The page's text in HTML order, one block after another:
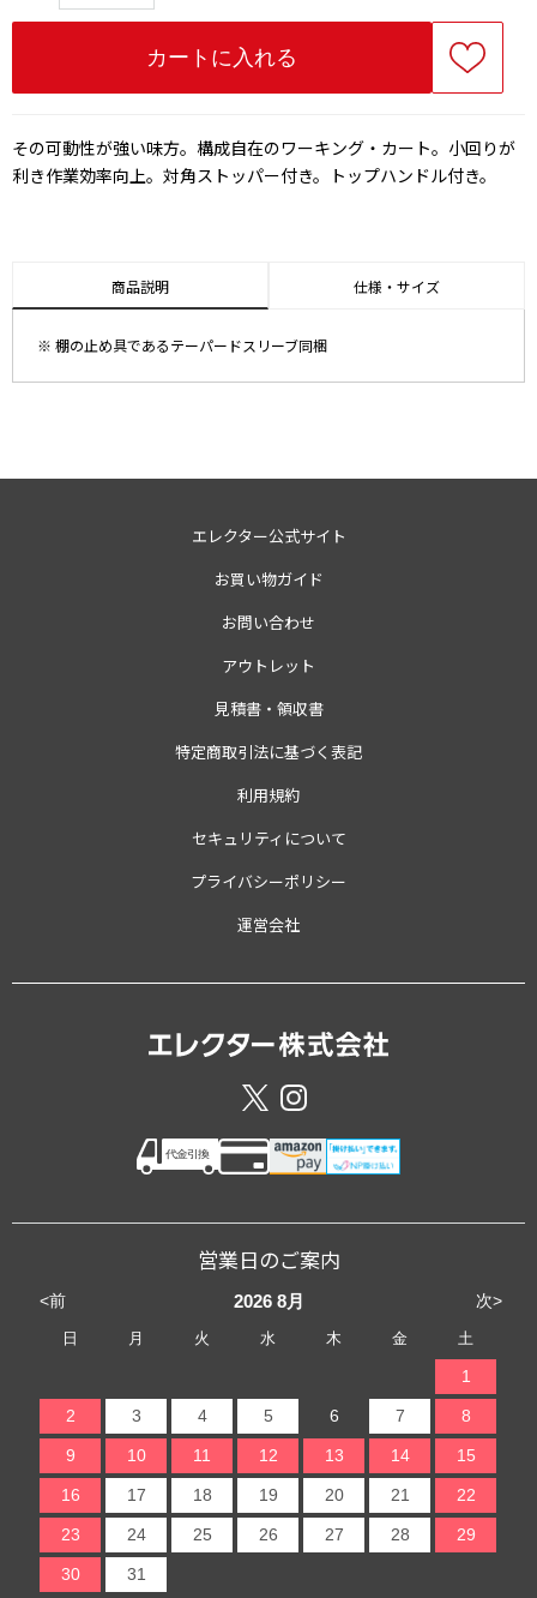
その可動性が強い味方。構成自在のワーキング・カート。小回りが
利き作業効率向上。対角ストッパー付き。トップハンドル付き。
商品説明 仕様・サイズ
※ 棚の止め具であるテーパードスリーブ同梱
エレクター公式サイト
お買い物ガイド
お問い合わせ
アウトレット
見積書・領収書
特定商取引法に基づく表記
利用規約
セキュリティについて
プライバシーポリシー
運営会社
営業日のご案内
<前 次>
2026 8月
日 月 火 水 木 金 土
1
2 3 4 5 6 7 8
9 10 11 12 13 14 15
16 17 18 19 20 21 22
23 24 25 26 27 28 29
30 31